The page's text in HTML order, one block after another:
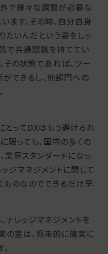
で様々な調整が必要な
ます。その時、自分自身
たいんだという姿をしっ
で共通認識を持ててい
その状態であれば、ツー
できるし、他部門への
とってDXはもう避けられ
限っても、国内の多くの
業界スタンダードになっ
ジマネジメントに関して
ものなのでできるだけ早
ナレッジマネジメントを
の差は、将来的に確実に